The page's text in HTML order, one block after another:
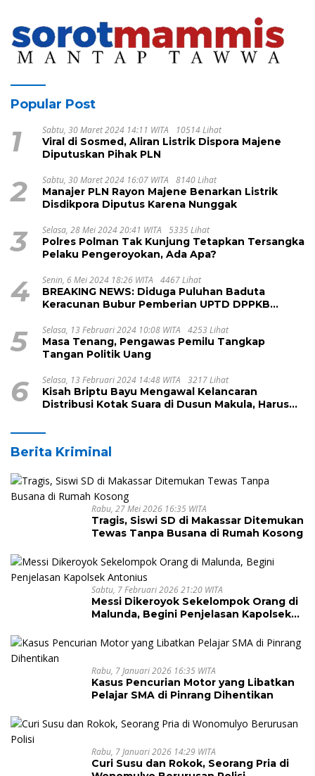
Popular Post
1 Sabtu, 30 Maret 2024 14:11 WITA 10514 Lihat
Viral di Sosmed, Aliran Listrik Dispora Majene
Diputuskan Pihak PLN
2 Sabtu, 30 Maret 2024 16:07 WITA 8140 Lihat
Manajer PLN Rayon Majene Benarkan Listrik
Disdikpora Diputus Karena Nunggak
3 Selasa, 28 Mei 2024 20:41 WITA 5335 Lihat
Polres Polman Tak Kunjung Tetapkan Tersangka
Pelaku Pengeroyokan, Ada Apa?
4 Senin, 6 Mei 2024 18:26 WITA 4467 Lihat
BREAKING NEWS: Diduga Puluhan Baduta
Keracunan Bubur Pemberian UPTD DPPKB
5 Selasa, 13 Februari 2024 10:08 WITA 4253 Lihat
Masa Tenang, Pengawas Pemilu Tangkap
Tangan Politik Uang
6 Selasa, 13 Februari 2024 14:48 WITA 3217 Lihat
Kisah Briptu Bayu Mengawal Kelancaran
Distribusi Kotak Suara di Dusun Makula, Harus
Berita Kriminal
Rabu, 27 Mei 2026 16:35 WITA
Tragis, Siswi SD di Makassar Ditemukan
Tewas Tanpa Busana di Rumah Kosong
Sabtu, 7 Februari 2026 21:20 WITA
Messi Dikeroyok Sekelompok Orang di
Malunda, Begini Penjelasan Kapolsek
Rabu, 7 Januari 2026 16:35 WITA
Kasus Pencurian Motor yang Libatkan
Pelajar SMA di Pinrang Dihentikan
Rabu, 7 Januari 2026 14:29 WITA
Curi Susu dan Rokok, Seorang Pria di